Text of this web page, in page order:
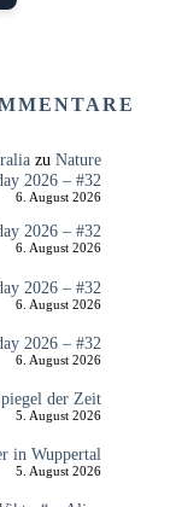
zu Nature
2026 – #32
6. August 2026
2026 – #32
6. August 2026
2026 – #32
6. August 2026
2026 – #32
6. August 2026
der Zeit
5. August 2026
in Wuppertal
5. August 2026